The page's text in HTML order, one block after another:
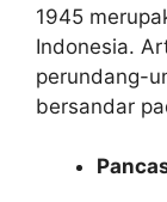
1945
Indonesia.
perundang-
bersandar